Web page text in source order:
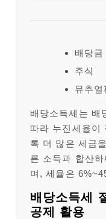
배당금
주식
뮤추얼
배당소득세는 배
따라 누진세율이
록 더 많은 세금
른 소득과 합산
며, 세율은
배당소득세
공제 활용